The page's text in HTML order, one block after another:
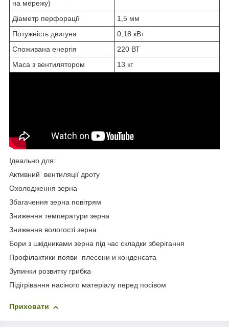
на мережу)
Діаметр перфорації
1,5 мм
Потужність двигуна
0,18 кВт
Споживана енергія
220 ВТ
Маса з вентилятором
13 кг
Ідеально для:
Активний вентиляції дроту
Охолодження зерна
Збагачення зерна повітрям
Зниження температури зерна
Зниження вологості зерна
Бори з шкідниками зерна під час складки зберігання
Профілактики появи плесени и конденсата
Зупинки розвитку грибка
Підігрівання насіного матеріалу перед посівом
Приховати